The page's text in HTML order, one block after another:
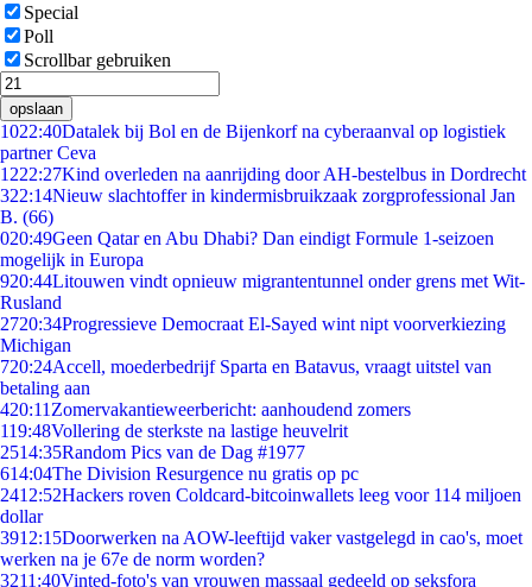
Special
Poll
Scrollbar gebruiken
opslaan
1022:40Datalek bij Bol en de Bijenkorf na cyberaanval op logistiek
partner Ceva
1222:27Kind overleden na aanrijding door AH-bestelbus in Dordrecht
322:14Nieuw slachtoffer in kindermisbruikzaak zorgprofessional Jan
B. (66)
020:49Geen Qatar en Abu Dhabi? Dan eindigt Formule 1-seizoen
mogelijk in Europa
920:44Litouwen vindt opnieuw migrantentunnel onder grens met Wit-
Rusland
2720:34Progressieve Democraat El-Sayed wint nipt voorverkiezing
Michigan
720:24Accell, moederbedrijf Sparta en Batavus, vraagt uitstel van
betaling aan
420:11 Zomervakantieweerbericht: aanhoudend zomers
119:48Vollering de sterkste na lastige heuvelrit
2514:35Random Pics van de Dag #1977
614:04The Division Resurgence nu gratis op pc
2412:52Hackers roven Coldcard-bitcoinwallets leeg voor 114 miljoen
dollar
3912:15Doorwerken na AOW-leeftijd vaker vastgelegd in cao's, moet
werken na je 67e de norm worden?
3211:40Vinted-foto's van vrouwen massaal gedeeld op seksfora